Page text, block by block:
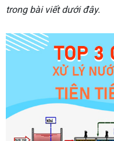
trong bài viết dưới đây.